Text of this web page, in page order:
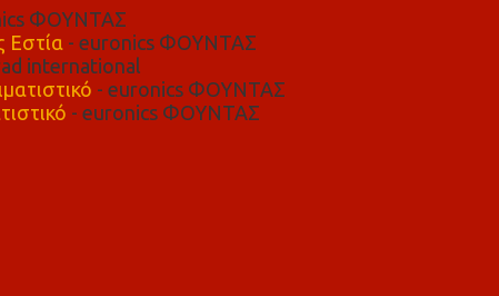
ΦΟΥΝΤΑΣ
Εστία - euronics ΦΟΥΝΤΑΣ
international
- euronics ΦΟΥΝΤΑΣ
- euronics ΦΟΥΝΤΑΣ